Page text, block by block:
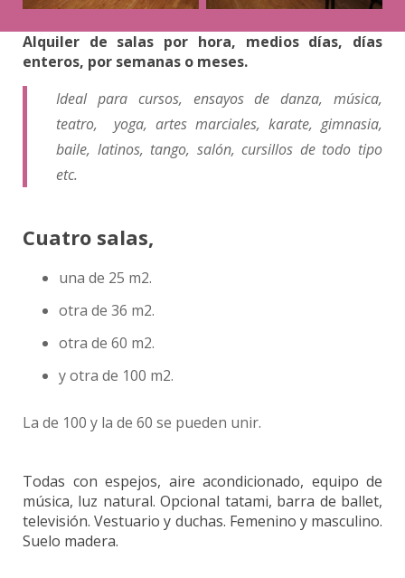
Alquiler de salas por hora, medios días, días
enteros, por semanas o meses.
Ideal para cursos, ensayos de danza, música,
teatro, yoga, artes marciales, karate, gimnasia,
baile, latinos, tango, salón, cursillos de todo tipo
etc.
Cuatro salas,
una de 25 m2.
otra de 36 m2.
otra de 60 m2.
y otra de 100 m2.
La de 100 y la de 60 se pueden unir.
Todas con espejos, aire acondicionado, equipo de
música, luz natural. Opcional tatami, barra de ballet,
televisión. Vestuario y duchas. Femenino y masculino.
Suelo madera.